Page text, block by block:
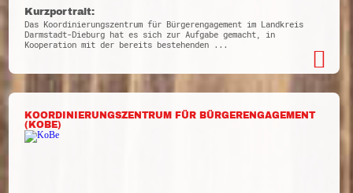
Kurzportrait:
Das Koordinierungszentrum für Bürgerengagement im Landkreis
Darmstadt-Dieburg hat es sich zur Aufgabe gemacht, in
Kooperation mit der bereits bestehenden ...
KOORDINIERUNGSZENTRUM FÜR BÜRGERENGAGEMENT
(KOBE)